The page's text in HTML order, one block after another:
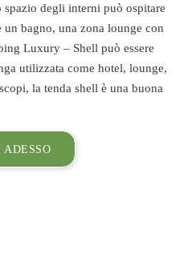
spazio degli interni può ospitare
bagno, una zona lounge con
Luxury – Shell può essere
utilizzata come hotel, lounge,
la tenda shell è una buona